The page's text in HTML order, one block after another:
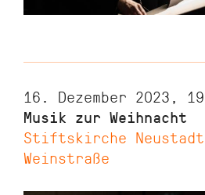
16. Dezember 2023,
Musik zur Weihnacht
Stiftskirche
Weinstraße